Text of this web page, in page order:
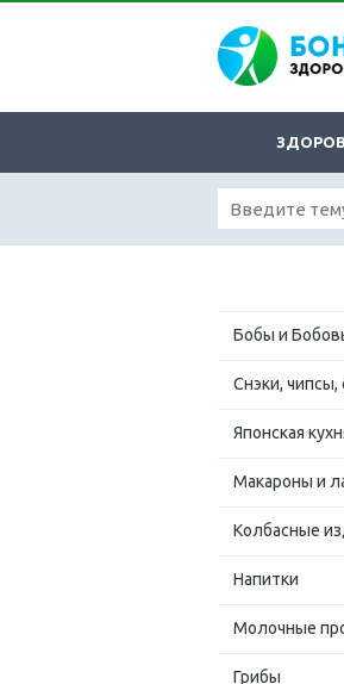
Бобы и
Снэки, чипсы,
Японская
Макароны и
Колбасные
Напитки
Молочные
Грибы